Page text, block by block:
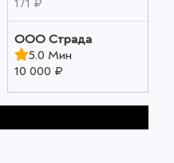
171 ₽
ООО Страда
5.0 Мин
10 000 ₽